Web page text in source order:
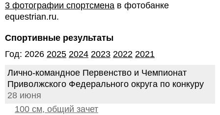
3 фотографии спортсмена в фотобанке
equestrian.ru.
Спортивные результаты
Год: 2026 2025 2024 2023 2022 2021
Лично-командное Первенство и Чемпионат
Приволжского Федерального округа по конкуру
28 июня
100 см, общий зачет